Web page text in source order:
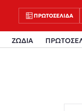
ΠΡΩΤΟΣΈΛΙΔΑ
ΖΩΔΙΑ